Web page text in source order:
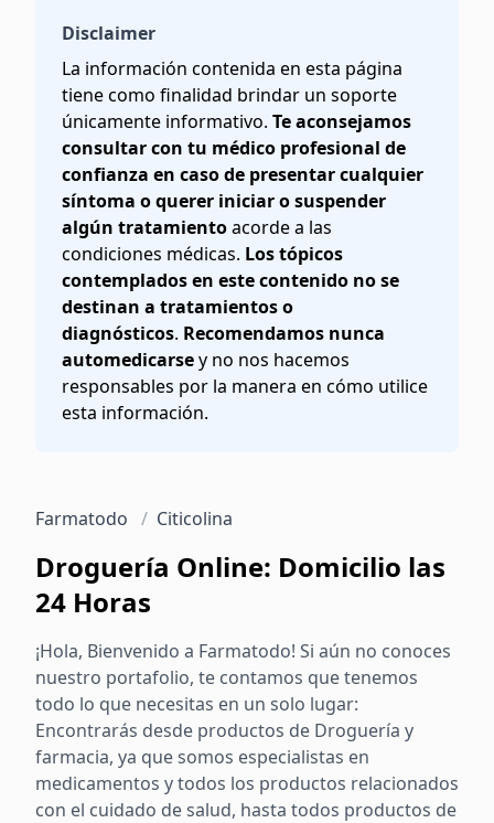
Disclaimer
La información contenida en esta página
tiene como finalidad brindar un soporte
únicamente informativo. Te aconsejamos
consultar con tu médico profesional de
confianza en caso de presentar cualquier
síntoma o querer iniciar o suspender
algún tratamientoacorde a las
condiciones médicas. Los tópicos
contemplados en este contenido no se
destinan a tratamientos o
diagnósticos. Recomendamos nunca
automedicarsey no nos hacemos
responsables por la manera en cómo utilice
esta información.
Farmatodo / Citicolina
Droguería Online: Domicilio las
24 Horas
¡Hola, Bienvenido a Farmatodo! Si aún no conoces
nuestro portafolio, te contamos que tenemos
todo lo que necesitas en un solo lugar:
Encontrarás desde productos de Droguería y
farmacia, ya que somos especialistas en
medicamentos y todos los productos relacionados
con el cuidado de salud, hasta todos productos de